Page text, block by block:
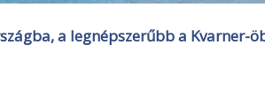
a legnépszerűbb a Kvarner-